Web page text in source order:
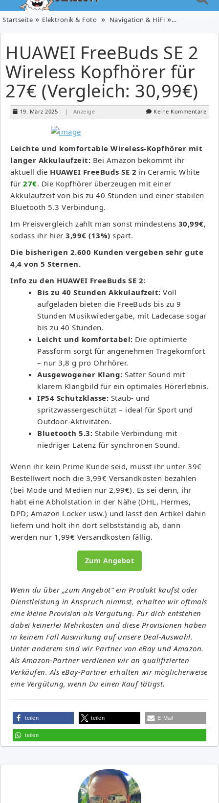
Startseite Elektronik & Foto Navigation & HiFi HUAWEI
HUAWEI FreeBuds SE 2
Wireless Kopfhörer für
27€ (Vergleich: 30,99€)
19. März 2025 | Anzeige Keine Kommentare
Leichte und komfortable Wireless-Kopfhörer mit
langer Akkulaufzeit: Bei Amazon bekommt ihr
aktuell die HUAWEI FreeBuds SE 2 in Ceramic White
für 27€. Die Kopfhörer überzeugen mit einer
Akkulaufzeit von bis zu 40 Stunden und einer stabilen
Bluetooth 5.3 Verbindung.
Im Preisvergleich zahlt man sonst mindestens 30,99€,
sodass ihr hier 3,99€ (13%) spart.
Die bisherigen 2.600 Kunden vergeben sehr gute
4,4 von 5 Sternen.
Info zu den HUAWEI FreeBuds SE 2:
Bis zu 40 Stunden Akkulaufzeit: Voll
aufgeladen bieten die FreeBuds bis zu 9
Stunden Musikwiedergabe, mit Ladecase sogar
bis zu 40 Stunden.
Leicht und komfortabel: Die optimierte
Passform sorgt für angenehmen Tragekomfort
– nur 3,8 g pro Ohrhörer.
Ausgewogener Klang: Satter Sound mit
klarem Klangbild für ein optimales Hörerlebnis.
IP54 Schutzklasse: Staub- und
spritzwassergeschützt – ideal für Sport und
Outdoor-Aktivitäten.
Bluetooth 5.3: Stabile Verbindung mit
niedriger Latenz für synchronen Sound.
Wenn ihr kein Prime Kunde seid, müsst ihr unter 39€
Bestellwert noch die 3,99€ Versandkosten bezahlen
(bei Mode und Medien nur 2,99€). Es sei denn, ihr
habt eine Abholstation in der Nähe (DHL, Hermes,
DPD; Amazon Locker usw.) und lasst den Artikel dahin
liefern und holt ihn dort selbstständig ab, dann
werden nur 1,99€ Versandkosten fällig.
Zum Angebot
Wenn du über „zum Angebot“ ein Produkt kaufst oder
Dienstleistung in Anspruch nimmst, erhalten wir oftmals
eine kleine Provision als Vergütung. Für dich entstehen
dabei keinerlei Mehrkosten und diese Provisionen haben
in keinem Fall Auswirkung auf unsere Deal-Auswahl.
Unter anderem sind wir Partner von eBay und Amazon.
Als Amazon-Partner verdienen wir an qualifizierten
Verkäufen. Als eBay-Partner erhalten wir möglicherweise
eine Vergütung, wenn Du einen Kauf tätigst.
teilen teilen E-Mail
teilen